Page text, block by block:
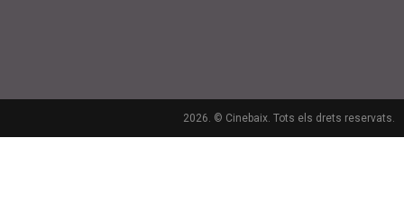
2026. © Cinebaix. Tots els drets reservats.